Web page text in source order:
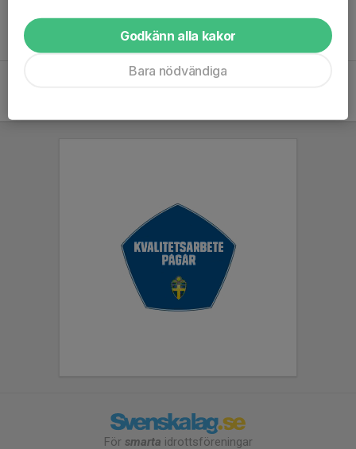
För smarta idrottsföreningar
Godkänn alla kakor
Bara nödvändiga